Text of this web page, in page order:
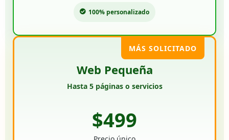
100% personalizado
MÁS SOLICITADO
Web Pequeña
Hasta 5 páginas o servicios
$499